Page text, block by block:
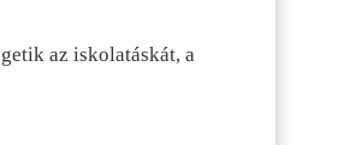
az iskolatáskát, a